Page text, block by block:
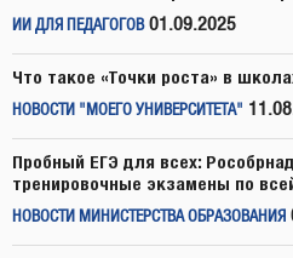
ИИ ДЛЯ ПЕДАГОГОВ 01.09.2025
Что такое «Точки роста» в
НОВОСТИ "МОЕГО УНИВЕРСИТЕТА"
Пробный ЕГЭ для всех:
тренировочные экзамены по
НОВОСТИ МИНИСТЕРСТВА ОБРАЗОВАНИЯ